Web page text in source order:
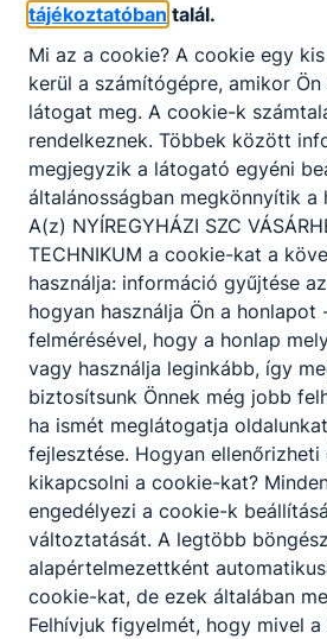
info@nyszcevisz.hu
+36701995715
Titkárság
Nagyné Horváth
Zsuzsanna
iskolatitkár
Titkárság
+36701995711
Papp
ügyviteli dolgozó
Titkárság
+36701995713
tájékoztatóban talál.
Mi az a cookie? A cookie egy
kerül a számítógépre, amikor
látogat meg. A cookie-k
rendelkeznek. Többek között
megjegyzik a látogató egyéni
általánosságban megkönnyítik a
A(z) NYÍREGYHÁZI SZC
TECHNIKUM a cookie-kat a
használja: információ gyűjtése
hogyan használja Ön a honlapot
felmérésével, hogy a honlap
vagy használja leginkább, így
biztosítsunk Önnek még jobb
ha ismét meglátogatja
fejlesztése. Hogyan ellenőrizheti
kikapcsolni a cookie-kat?
engedélyezi a cookie-k
változtatását. A legtöbb
alapértelmezettként
cookie-kat, de ezek általában
Felhívjuk figyelmét, hogy mivel